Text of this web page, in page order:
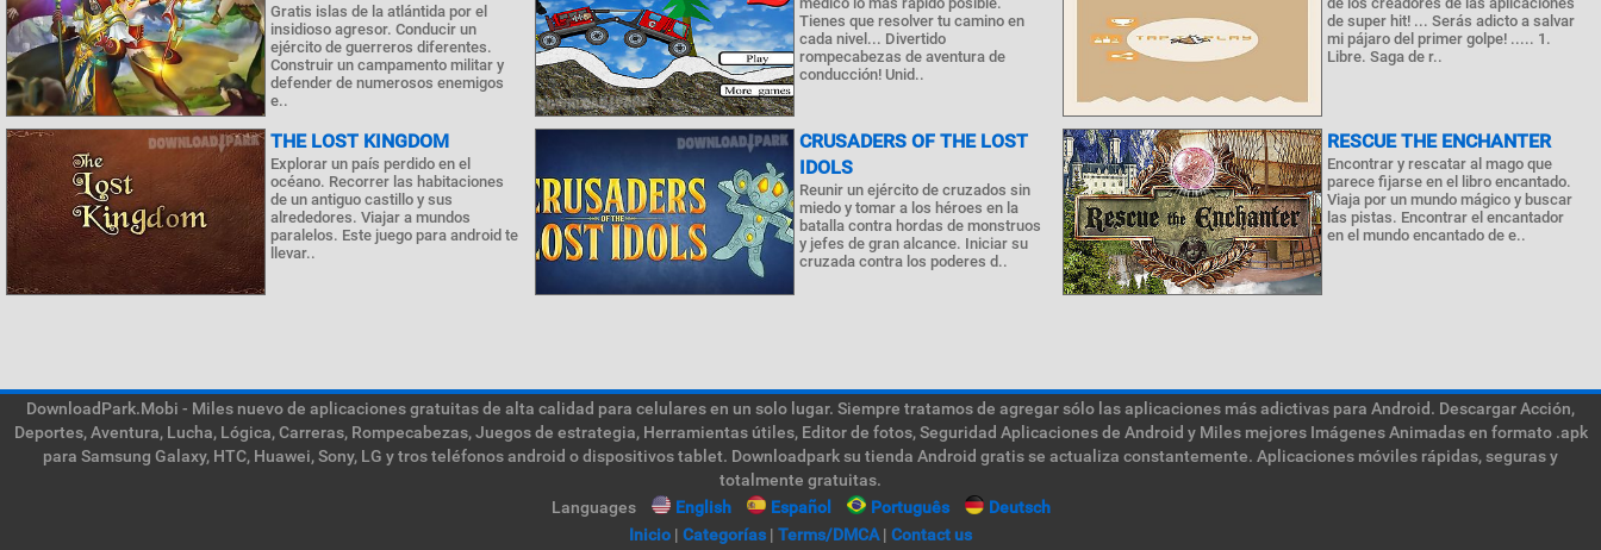
Gratis islas de la atlántida por el
insidioso agresor. Conducir un
ejército de guerreros diferentes.
Construir un campamento militar y
defender de numerosos enemigos
e..
Tienes que resolver tu camino en
cada nivel... Divertido
rompecabezas de aventura de
conducción! Unid..
de super hit! ... Serás adicto a salvar
mi pájaro del primer golpe! ..... 1.
Libre. Saga de r..
THE LOST KINGDOM
Explorar un país perdido en el
océano. Recorrer las habitaciones
de un antiguo castillo y sus
alrededores. Viajar a mundos
paralelos. Este juego para android te
llevar..
CRUSADERS OF THE LOST
IDOLS
Reunir un ejército de cruzados sin
miedo y tomar a los héroes en la
batalla contra hordas de monstruos
y jefes de gran alcance. Iniciar su
cruzada contra los poderes d..
RESCUE THE ENCHANTER
Encontrar y rescatar al mago que
parece fijarse en el libro encantado.
Viaja por un mundo mágico y buscar
las pistas. Encontrar el encantador
en el mundo encantado de e..
DownloadPark.Mobi - Miles nuevo de aplicaciones gratuitas de alta calidad para celulares en un solo lugar. Siempre tratamos de agregar sólo las aplicaciones más adictivas para Android. Descargar Acción,
Deportes, Aventura, Lucha, Lógica, Carreras, Rompecabezas, Juegos de estrategia, Herramientas útiles, Editor de fotos, Seguridad Aplicaciones de Android y Miles mejores Imágenes Animadas en formato .apk
para Samsung Galaxy, HTC, Huawei, Sony, LG y tros teléfonos android o dispositivos tablet. Downloadpark su tienda Android gratis se actualiza constantemente. Aplicaciones móviles rápidas, seguras y
totalmente gratuitas.
Languages
English Español Português
Deutsch
Inicio | Categorías | Terms/DMCA| Contact us